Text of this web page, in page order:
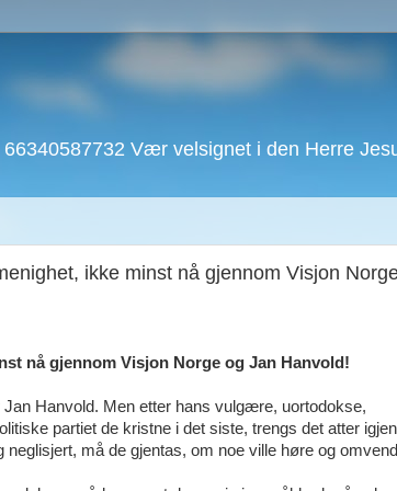
Vær velsignet i den Herre
ikke minst nå gjennom Visjon
nå gjennom Visjon Norge og Jan Hanvold!
Hanvold. Men etter hans vulgære, uortodokse,
partiet de kristne i det siste, trengs det atter
må de gjentas, om noe ville høre og